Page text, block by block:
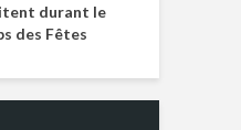
durant le
des Fêtes